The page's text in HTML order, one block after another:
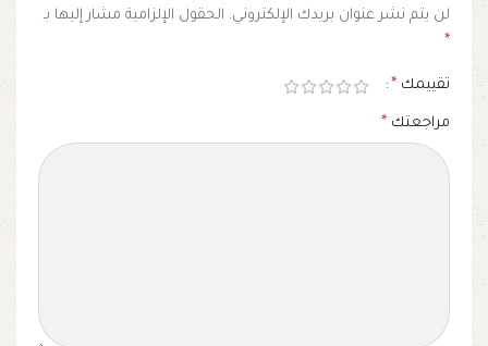
لن يتم نشر عنوان بريدك الإلكتروني. الحقول الإلزامية مشار إليها بـ
*
تقييمك *
مراجعتك *